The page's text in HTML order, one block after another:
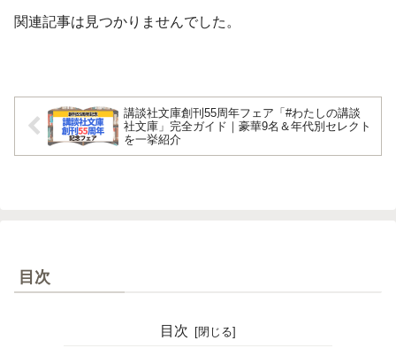
関連記事は見つかりませんでした。
講談社文庫創刊55周年フェア「#わたしの講談
社文庫」完全ガイド｜豪華9名＆年代別セレクト
を一挙紹介
目次
目次